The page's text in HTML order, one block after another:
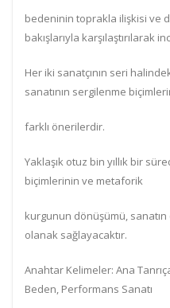
bedeninin toprakla ilişkisi ve
bakışlarıyla karşılaştırılarak
Her iki sanatçının seri
sanatının sergilenme
farklı önerilerdir.
Yaklaşık otuz bin yıllık bir
biçimlerinin ve metaforik
kurgunun dönüşümü,
olanak sağlayacaktır.
Anahtar Kelimeler: Ana
Beden, Performans Sanatı